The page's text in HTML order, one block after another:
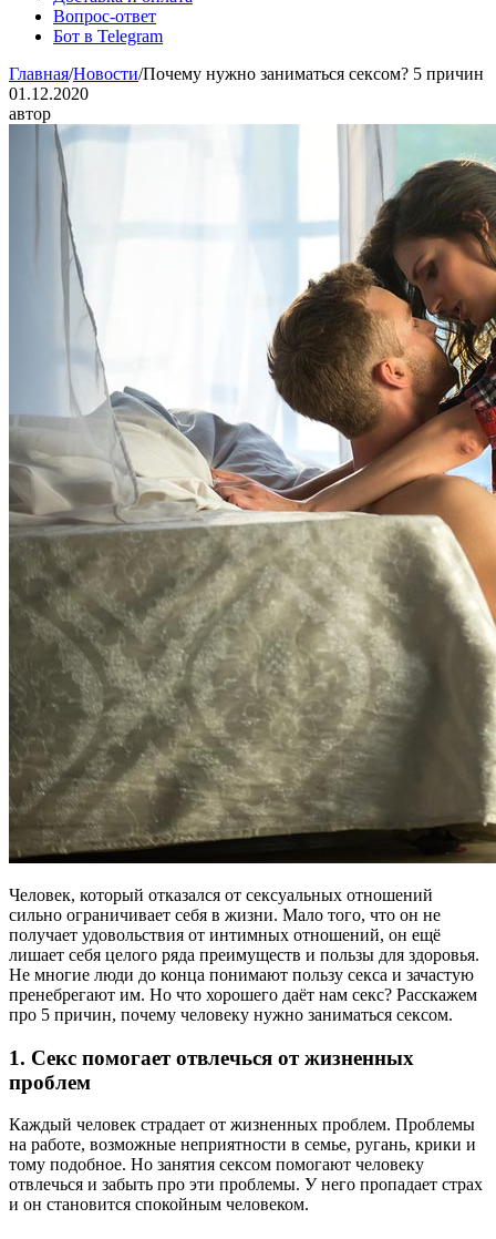
Вопрос-ответ
Бот в Telegram
Главная/Новости/Почему нужно заниматься сексом? 5 причин
01.12.2020
автор
Человек, который отказался от сексуальных отношений
сильно ограничивает себя в жизни. Мало того, что он не
получает удовольствия от интимных отношений, он ещё
лишает себя целого ряда преимуществ и пользы для здоровья.
Не многие люди до конца понимают пользу секса и зачастую
пренебрегают им. Но что хорошего даёт нам секс? Расскажем
про 5 причин, почему человеку нужно заниматься сексом.
1. Секс помогает отвлечься от жизненных
проблем
Каждый человек страдает от жизненных проблем. Проблемы
на работе, возможные неприятности в семье, ругань, крики и
тому подобное. Но занятия сексом помогают человеку
отвлечься и забыть про эти проблемы. У него пропадает страх
и он становится спокойным человеком.